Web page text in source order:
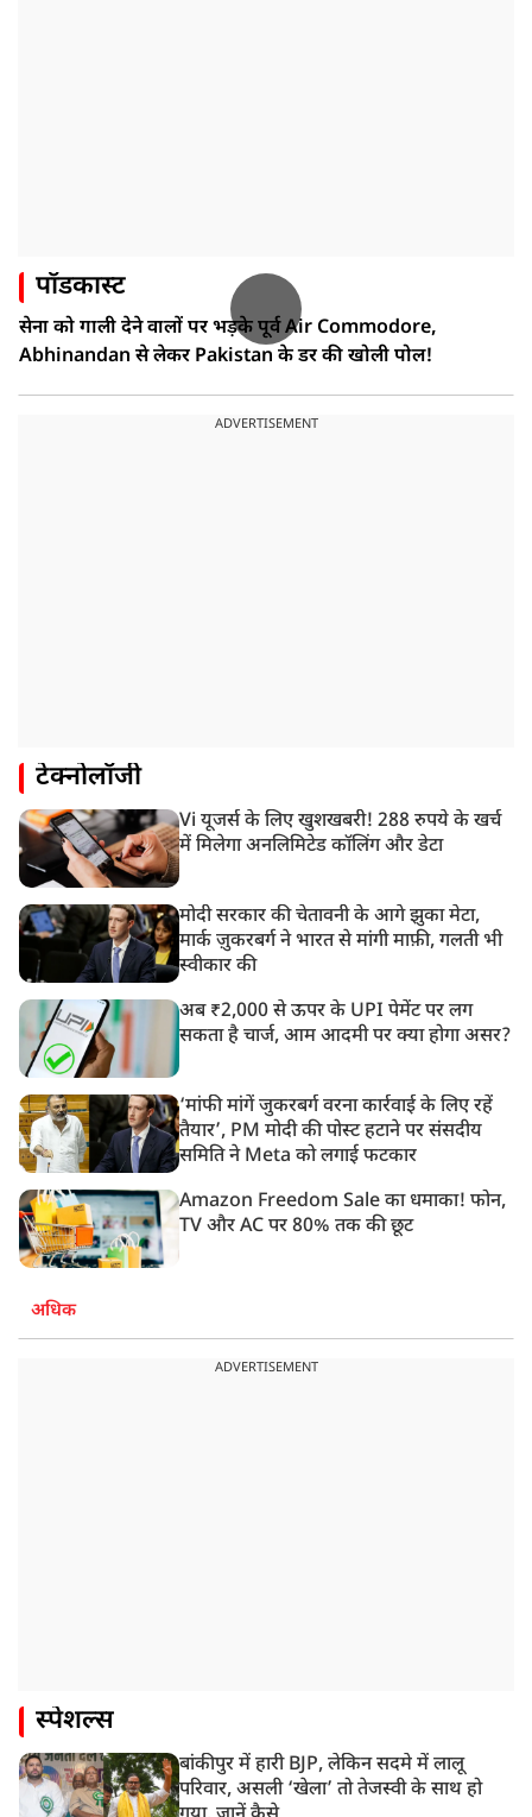
पॉडकास्ट
सेना को गाली देने वालों पर भड़के पूर्व Air Commodore,
Abhinandan से लेकर Pakistan के डर की खोली पोल!
ADVERTISEMENT
टेक्नोलॉजी
Vi यूजर्स के लिए खुशखबरी! 288 रुपये के खर्च
में मिलेगा अनलिमिटेड कॉलिंग और डेटा
मोदी सरकार की चेतावनी के आगे झुका मेटा,
मार्क ज़ुकरबर्ग ने भारत से मांगी माफ़ी, गलती भी
स्वीकार की
अब ₹2,000 से ऊपर के UPI पेमेंट पर लग
सकता है चार्ज, आम आदमी पर क्या होगा असर?
‘मांफी मांगें जुकरबर्ग वरना कार्रवाई के लिए रहें
तैयार’, PM मोदी की पोस्ट हटाने पर संसदीय
समिति ने Meta को लगाई फटकार
Amazon Freedom Sale का धमाका! फोन,
TV और AC पर 80% तक की छूट
अधिक
ADVERTISEMENT
स्पेशल्स
बांकीपुर में हारी BJP, लेकिन सदमे में लालू
परिवार, असली ‘खेला’ तो तेजस्वी के साथ हो